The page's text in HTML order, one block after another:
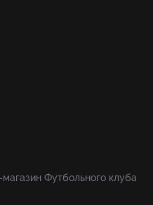
Футбольного клуба